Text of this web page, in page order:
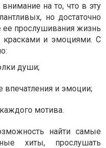
на то, что в эту
но достаточно
ее прослушивания жизнь
красками и эмоциями. С
души;
и эмоции;
мотива.
найти самые
хиты, прослушать